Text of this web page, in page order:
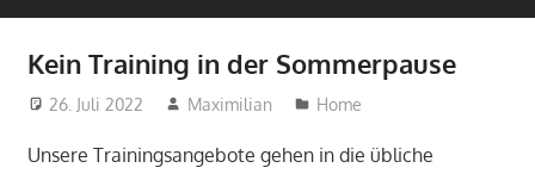
Kein Training in der Sommerpause
26. Juli 2022 Maximilian Home
Unsere Trainingsangebote gehen in die übliche